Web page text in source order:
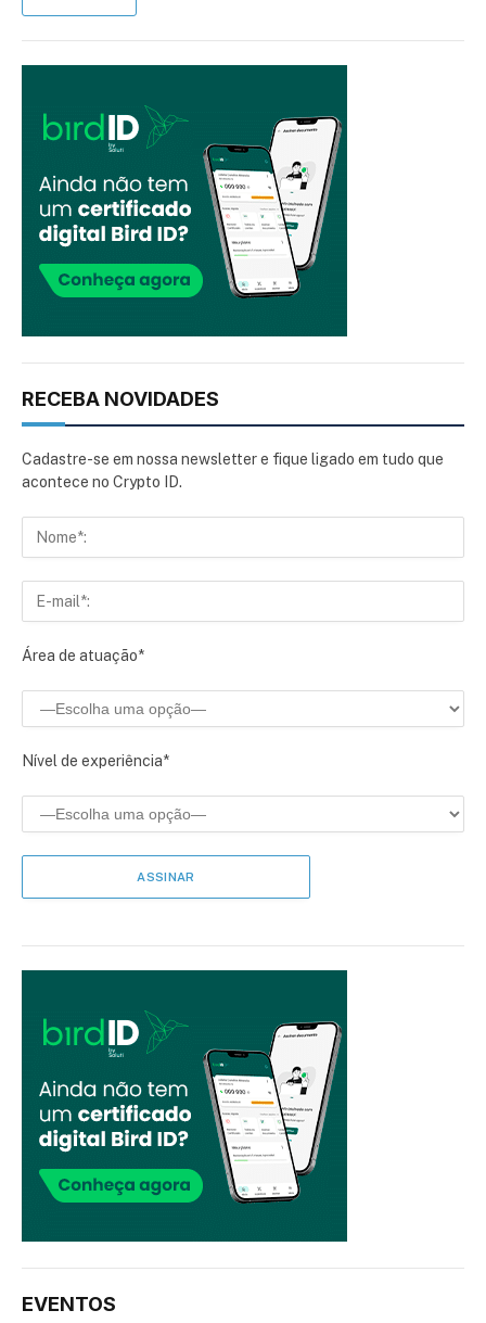
RECEBA NOVIDADES
Cadastre-se em nossa newsletter e fique ligado em tudo que
acontece no Crypto ID.
Área de atuação*
Nível de experiência*
EVENTOS